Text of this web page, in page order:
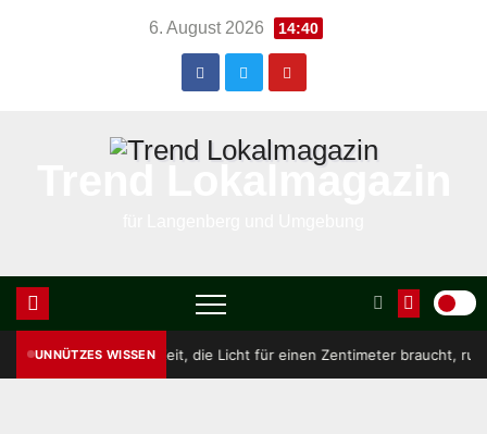
6. August 2026 14:40
Trend Lokalmagazin
UNNÜTZES WISSEN
die Licht für einen Zentimeter braucht, rund 33 Pikosekunden.